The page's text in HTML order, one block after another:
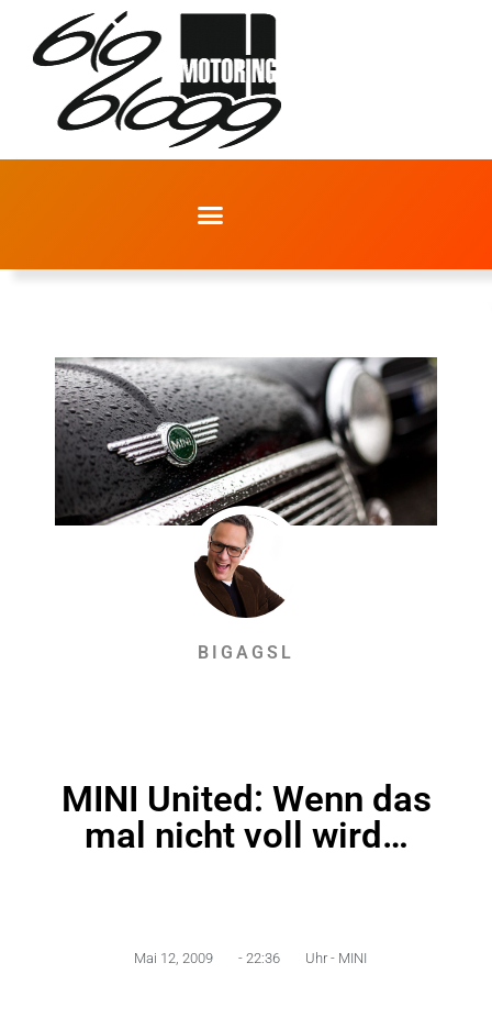
BIGAGSL
MINI United: Wenn das
mal nicht voll wird…
Mai 12, 2009 - 22:36 Uhr - MINI